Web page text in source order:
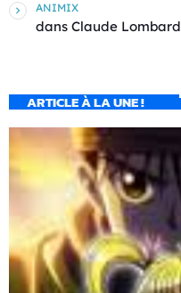
ANIMIX
dans Claude Lombard
ARTICLE À LA UNE !